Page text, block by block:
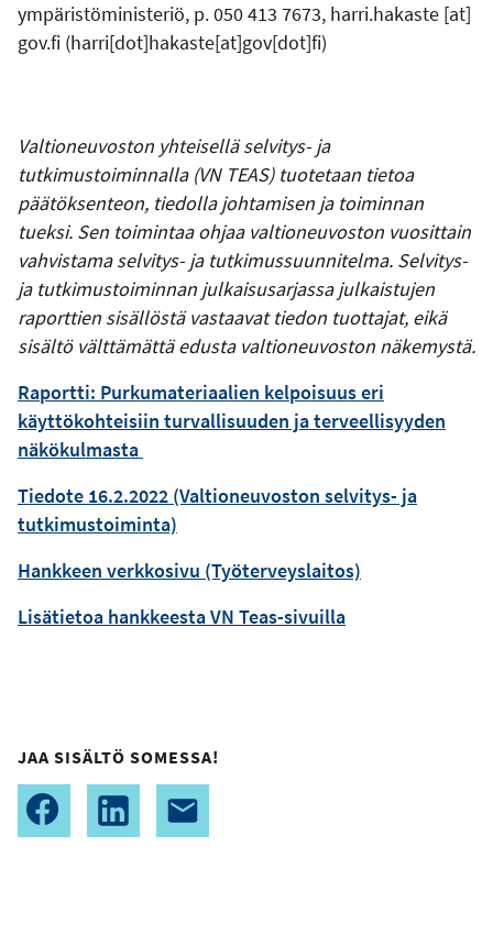
ympäristöministeriö, p. 050 413 7673, harri.hakaste [at]
gov.fi (harri[dot]hakaste[at]gov[dot]fi)
Valtioneuvoston yhteisellä selvitys- ja
tutkimustoiminnalla (VN TEAS) tuotetaan tietoa
päätöksenteon, tiedolla johtamisen ja toiminnan
tueksi. Sen toimintaa ohjaa valtioneuvoston vuosittain
vahvistama selvitys- ja tutkimussuunnitelma. Selvitys-
ja tutkimustoiminnan julkaisusarjassa julkaistujen
raporttien sisällöstä vastaavat tiedon tuottajat, eikä
sisältö välttämättä edusta valtioneuvoston näkemystä.
Raportti: Purkumateriaalien kelpoisuus eri
käyttökohteisiin turvallisuuden ja terveellisyyden
näkökulmasta
Tiedote 16.2.2022 (Valtioneuvoston selvitys- ja
tutkimustoiminta)
Hankkeen verkkosivu (Työterveyslaitos)
Lisätietoa hankkeesta VN Teas-sivuilla
JAA SISÄLTÖ SOMESSA!